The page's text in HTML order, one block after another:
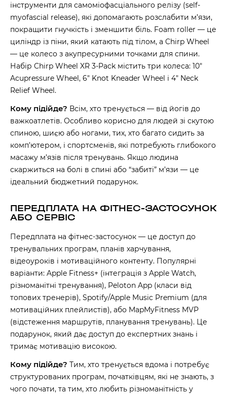
інструменти для самоміофасціального релізу (self-
myofascial release), які допомагають розслабити м’язи,
покращити гнучкість і зменшити біль. Foam roller — це
циліндр із піни, який катають під тілом, а Chirp Wheel
— це колесо з акупресурними точками для спини.
Набір Chirp Wheel XR 3-Pack містить три колеса: 10″
Acupressure Wheel, 6″ Knot Kneader Wheel і 4″ Neck
Relief Wheel.
Кому підійде? Всім, хто тренується — від йогів до
важкоатлетів. Особливо корисно для людей зі скутою
спиною, шиєю або ногами, тих, хто багато сидить за
комп’ютером, і спортсменів, які потребують глибокого
масажу м’язів після тренувань. Якщо людина
скаржиться на болі в спині або “забиті” м’язи — це
ідеальний бюджетний подарунок.
ПЕРЕДПЛАТА НА ФІТНЕС-ЗАСТОСУНОК
АБО СЕРВІС
Передплата на фітнес-застосунок — це доступ до
тренувальних програм, планів харчування,
відеоуроків і мотиваційного контенту. Популярні
варіанти: Apple Fitness+ (інтеграція з Apple Watch,
різноманітні тренування), Peloton App (класи від
топових тренерів), Spotify/Apple Music Premium (для
мотиваційних плейлистів), або MapMyFitness MVP
(відстеження маршрутів, планування тренувань). Це
подарунок, який дає доступ до експертних знань і
тримає мотивацію високою.
Кому підійде? Тим, хто тренується вдома і потребує
структурованих програм, початківцям, які не знають, з
чого почати, та тим, хто любить різноманітність у